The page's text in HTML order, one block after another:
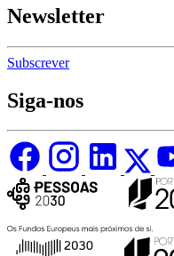
Newsletter
Subscrever
Siga-nos